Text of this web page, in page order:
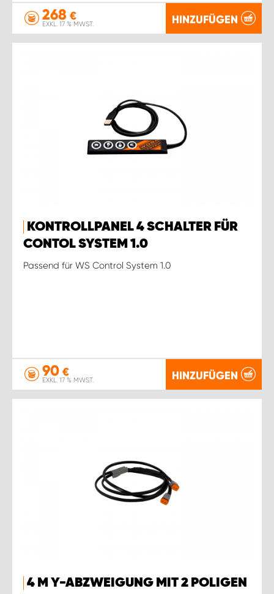
268 €
EXKL. 17 % MWST. HINZUFÜGEN
KONTROLLPANEL 4 SCHALTER FÜR
CONTOL SYSTEM 1.0
Passend für WS Control System 1.0
90 €
EXKL. 17 % MWST. HINZUFÜGEN
4 M Y-ABZWEIGUNG MIT 2 POLIGEN